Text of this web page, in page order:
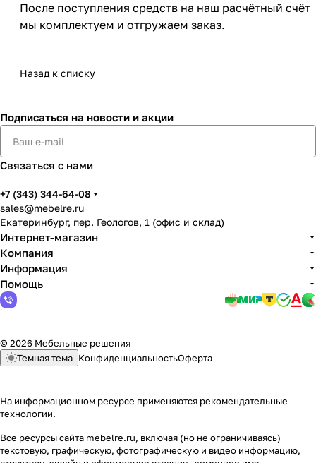
После поступления средств на наш расчётный счёт
мы комплектуем и отгружаем заказ.​
Назад к списку
Подписаться на новости и акции
Связаться с нами
+7 (343) 344-64-08
sales@mebelre.ru
Екатеринбург, пер. Геологов, 1 (офис и склад)
Интернет-магазин
Компания
Информация
Помощь
© 2026 Мебельные решения
Темная тема КонфиденциальностьОферта
На информационном ресурсе применяются рекомендательные
технологии.
Все ресурсы сайта mebelre.ru, включая (но не ограничиваясь)
текстовую, графическую, фотографическую и видео информацию,